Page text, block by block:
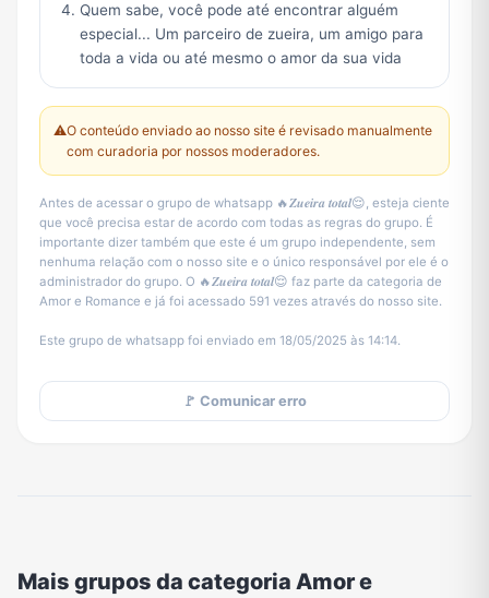
Quem sabe, você pode até encontrar alguém
especial... Um parceiro de zueira, um amigo para
toda a vida ou até mesmo o amor da sua vida
⚠️O conteúdo enviado ao nosso site é revisado manualmente
com curadoria por nossos moderadores.
Antes de acessar o grupo de whatsapp 🔥𝒁𝒖𝒆𝒊𝒓𝒂 𝒕𝒐𝒕𝒂𝒍😌, esteja ciente
que você precisa estar de acordo com todas as regras do grupo. É
importante dizer também que este é um grupo independente, sem
nenhuma relação com o nosso site e o único responsável por ele é o
administrador do grupo. O 🔥𝒁𝒖𝒆𝒊𝒓𝒂 𝒕𝒐𝒕𝒂𝒍😌 faz parte da categoria de
Amor e Romance e já foi acessado 591 vezes através do nosso site.
Este grupo de whatsapp foi enviado em 18/05/2025 às 14:14.
🚩 Comunicar erro
Mais grupos da categoria Amor e